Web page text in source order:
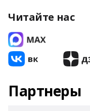
Читайте нас
Партнеры